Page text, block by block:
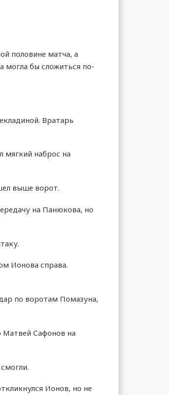
половине матча, а
могла бы сложиться по-
Вратарь
мягкий наброс на
выше ворот.
на Панюкова, но
Ионова справа.
по воротам Помазуна,
Матвей Сафонов на
Ионов, но не